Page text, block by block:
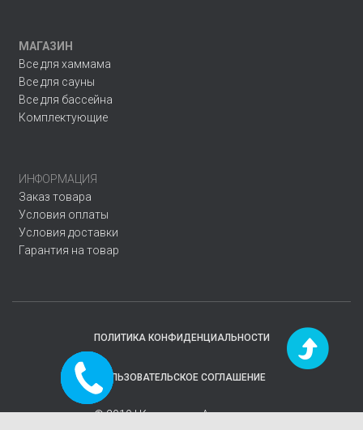
МАГАЗИН
Все для хаммама
Все для сауны
Все для бассейна
Комплектующие
ИНФОРМАЦИЯ
Заказ товара
Условия оплаты
Условия доставки
Гарантия на товар
ПОЛИТИКА КОНФИДЕНЦИАЛЬНОСТИ
ПОЛЬЗОВАТЕЛЬСКОЕ СОГЛАШЕНИЕ
© 2019 | Компания«Аквавектор»
Заказать
звонок